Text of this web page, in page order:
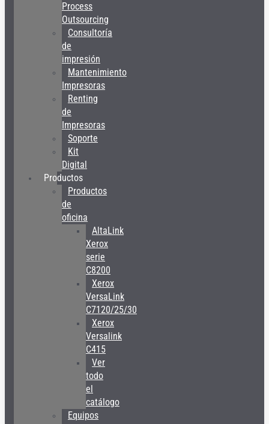
Process
Outsourcing
Consultoría
de
impresión
Mantenimiento
Impresoras
Renting
de
Impresoras
Soporte
Kit
Digital
Productos
Productos
de
oficina
AltaLink
Xerox
serie
C8200
Xerox
VersaLink
C7120/25/30
Xerox
Versalink
C415
Ver
todo
el
catálogo
Equipos